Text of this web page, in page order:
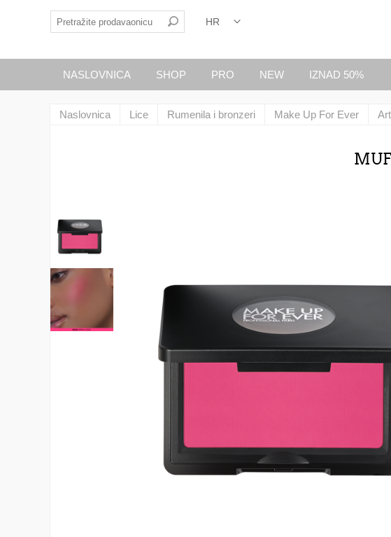
NASLOVNICA SHOP PRO NEW IZNAD 50%
Naslovnica Lice Rumenila i bronzeri Make Up For Ever